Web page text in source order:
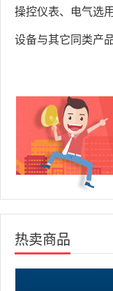
操控仪表、电气选
设备与其它同类产
热卖商品